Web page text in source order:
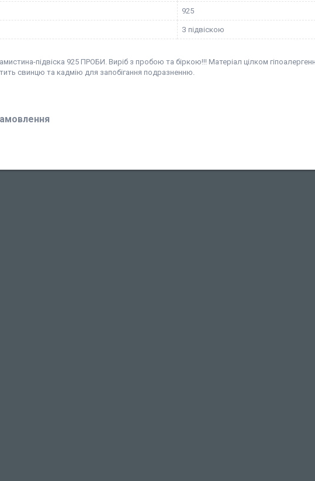
925
З підвіскою
підвіска 925 ПРОБИ. Виріб з пробою та біркою!!! Матеріал цілком
свинцю та кадмію для запобігання подразненню.